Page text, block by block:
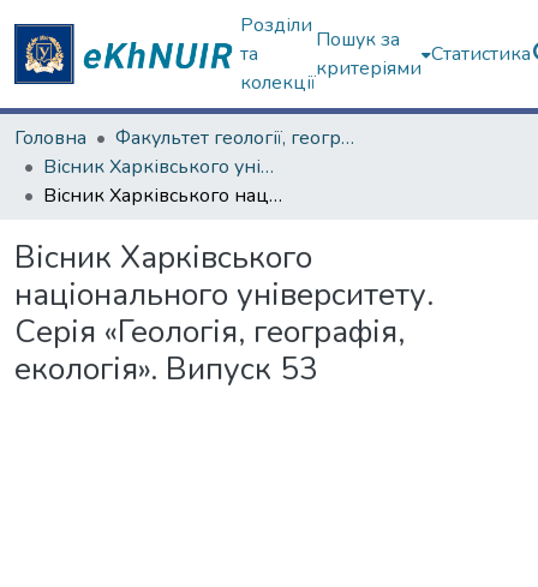
Розділи
та
колекції
Пошук за
критеріями
Статистика
Головна
Факультет геології, географіії, рекреації і туризму
Вісник Харківського університету. Серія геолого-географічна
Вісник Харківського національного університету. Серія «Геологія, географія, екологія». Випуск 53
Вісник Харківського
національного університету.
Серія «Геологія, географія,
екологія». Випуск 53